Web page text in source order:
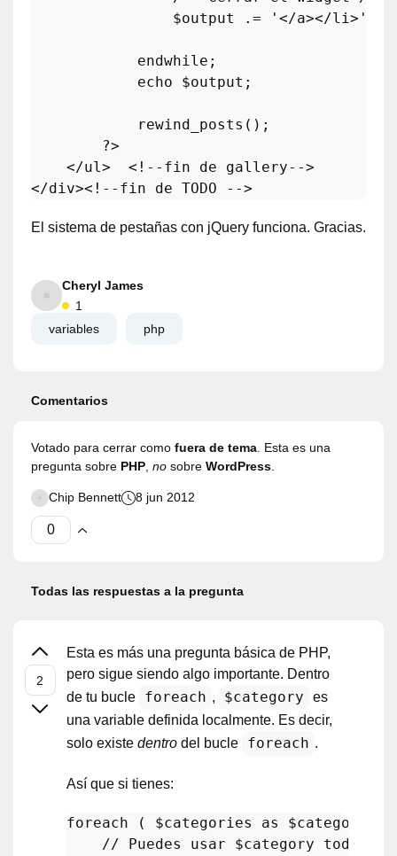
                $
output .= '</a></li>';
endwhile ;
echo $output ;
rewind_posts ();
        ?>
    </
ul>  <!-- fin de gallery-->
</div><!-- fin de TODO
El sistema de pestañas con jQuery funciona. Gracias.
Cheryl James
1
variables
php
Comentarios
Votado para cerrar como fuera de tema . Esta es una
pregunta sobre PHP no sobre WordPress
Chip Bennett 8 jun 2012
Todas las respuestas a la pregunta
Esta es más una pregunta básica de PHP,
pero sigue siendo algo importante. Dentro
de tu bucle
foreach , $category
es
una variable definida localmente. Es decir,
solo existe dentro del bucle foreach .
Así que si tienes:
foreach ( $categories as $category )
// Puedes usar $category todo